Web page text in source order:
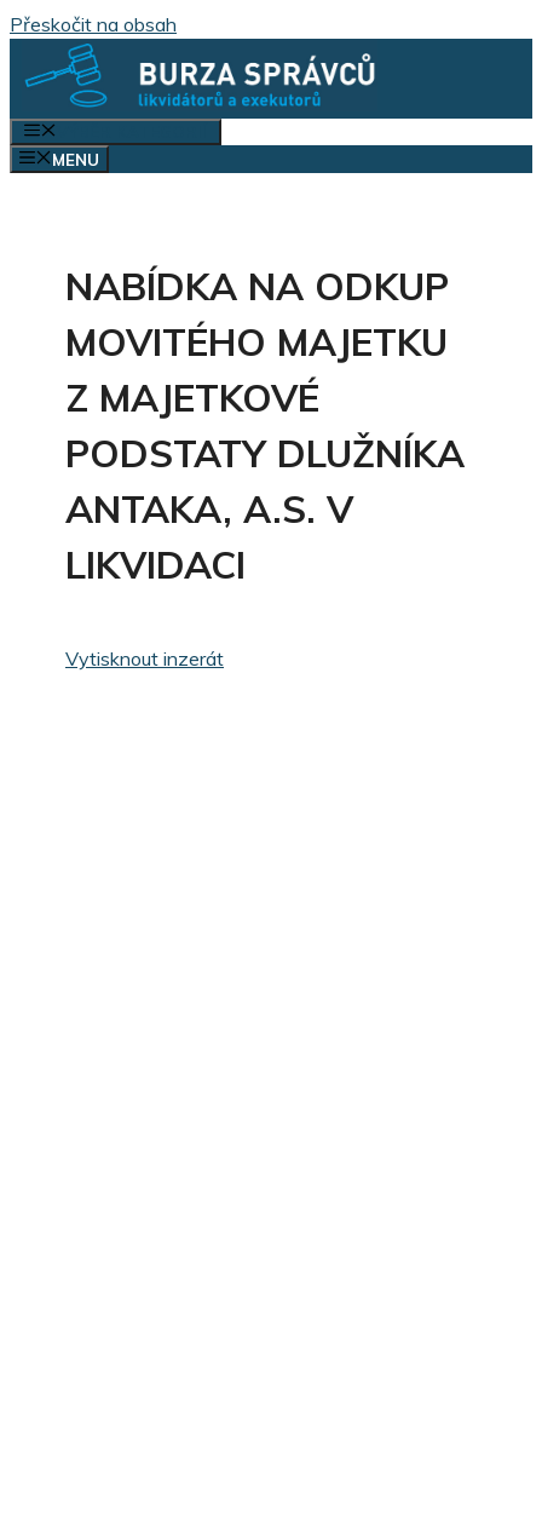
Přeskočit na obsah
MENU
NABÍDKA NA ODKUP
MOVITÉHO MAJETKU
Z MAJETKOVÉ
PODSTATY DLUŽNÍKA
ANTAKA, A.S. V
LIKVIDACI
Vytisknout inzerát